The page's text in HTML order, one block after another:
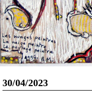
30/04/2023